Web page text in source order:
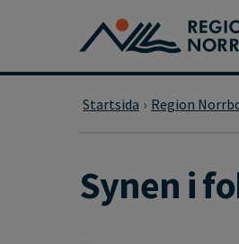
Gå till huvudmeny
Gå till övergripande innehåll
Startsida Region
Synen i